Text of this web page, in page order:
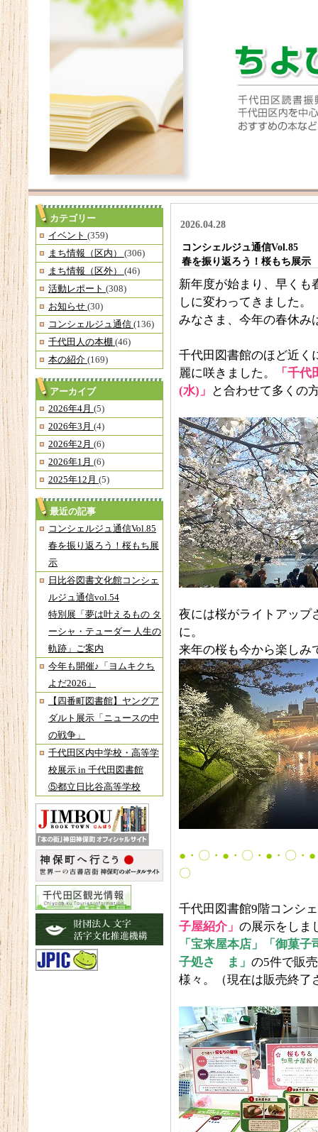
カテゴリー
イベント (359)
まち情報（区内） (306)
まち情報（区外） (46)
活動レポート (308)
お知らせ (30)
コンシェルジュ通信 (136)
千代田人の本棚 (46)
本の紹介 (169)
アーカイブ
2026年4月 (5)
2026年3月 (4)
2026年2月 (6)
2026年1月 (6)
2025年12月 (5)
最近の記事
コンシェルジュ通信Vol.85
春を振り返ろう！桜もち展
示
日比谷図書文化館コンシェ
ルジュ通信vol.54
特別展「夢は叶えるもの タ
ーシャ・テューダー 人生の
軌跡」ご案内
今年も開催♪「ヨムキクち
よだ2026」
【四番町図書館】ヤングア
ダルト展示「ニュースの中
の戦争」
千代田区内中学校・高等学
校展示 in 千代田図書館
⑤都立日比谷高等学校
2026.04.28
コンシェルジュ通信Vol.85
春を振り返ろう！桜もち展示
新年度が始まり、早くも
しに変わってきました。
みなさま、今年の春休み
千代田図書館のほど近く
麗に咲きました。
「千
(水)」
と合わせて多くの
夜には桜がライトアップ
に。
来年の桜も今から楽しみ
●・〇・●・〇・●・〇・
〇
千代田図書館9階コンシ
子屋紹介」 の展示をしま
「宝来屋本店」「御菓
子処さゝま」 の5件で販
様々。（現在は販売終了